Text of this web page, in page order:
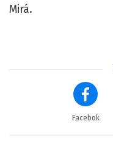
Mirá.
Facebok